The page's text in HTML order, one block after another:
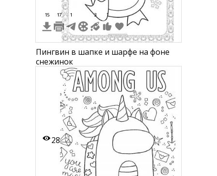
15 17 1 3 1
Пингвин в шапке и шарфе на фоне
снежинок
28